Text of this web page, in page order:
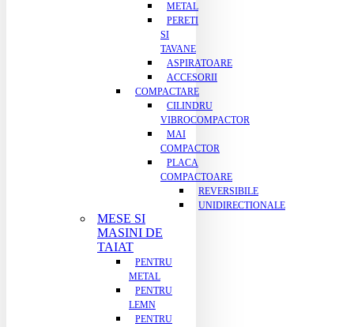
METAL
PERETI
SI
TAVANE
ASPIRATOARE
ACCESORII
COMPACTARE
CILINDRU
VIBROCOMPACTOR
MAI
COMPACTOR
PLACA
COMPACTOARE
REVERSIBILE
UNIDIRECTIONALE
MESE SI
MASINI DE
TAIAT
PENTRU
METAL
PENTRU
LEMN
PENTRU